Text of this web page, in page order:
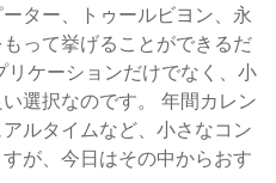
ター、トゥールビヨン、永
って挙げることができるだ
ケーションだけでなく、小
選択なのです。 年間カレン
ルタイムなど、小さなコン
が、今日はその中からおす